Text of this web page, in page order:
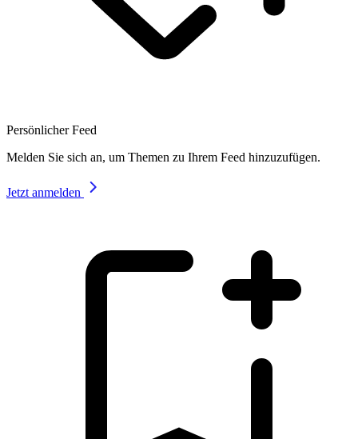
Persönlicher Feed
Melden Sie sich an, um Themen zu Ihrem Feed hinzuzufügen.
Jetzt anmelden